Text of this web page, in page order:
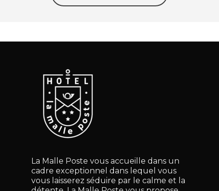
La Malle Poste vous accueille dans un
cadre exceptionnel dans lequel vous
vous laisserez séduire par le calme et la